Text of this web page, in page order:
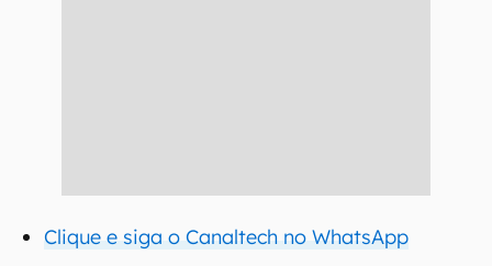
Clique e siga o Canaltech no WhatsApp